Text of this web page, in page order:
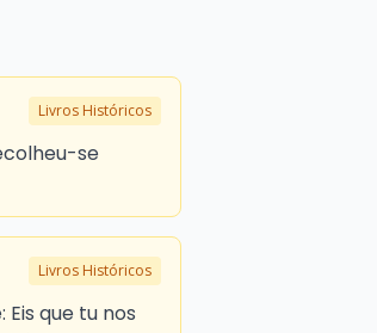
Livros Históricos
se
Livros Históricos
que tu nos